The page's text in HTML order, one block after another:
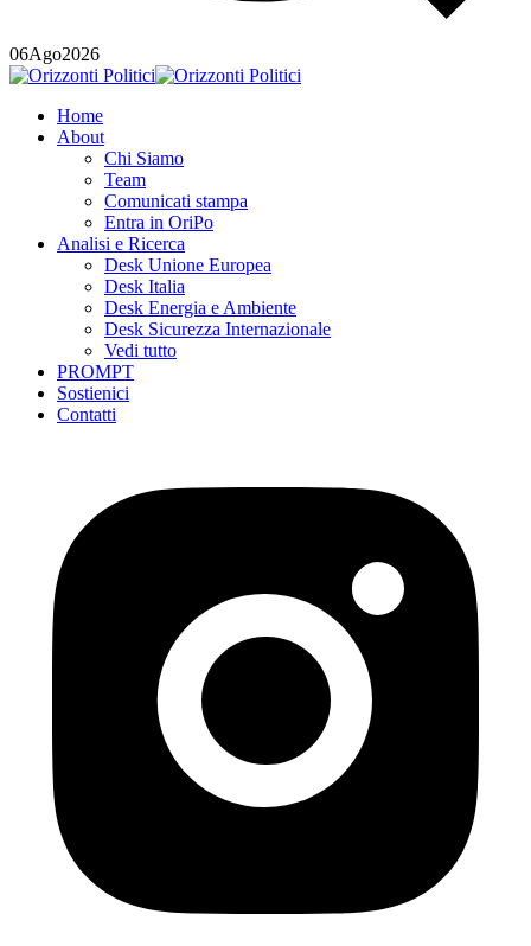
06Ago2026
Home
About
Chi Siamo
Team
Comunicati stampa
Entra in OriPo
Analisi e Ricerca
Desk Unione Europea
Desk Italia
Desk Energia e Ambiente
Desk Sicurezza Internazionale
Vedi tutto
PROMPT
Sostienici
Contatti